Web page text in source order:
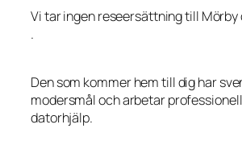
Vi tar ingen reseersättning till
.
Den som kommer hem till dig har
modersmål och arbetar
datorhjälp.